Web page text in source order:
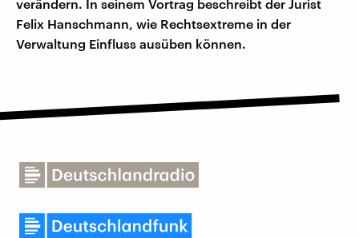
verändern. In seinem Vortrag beschreibt der Jurist
Felix Hanschmann, wie Rechtsextreme in der
Verwaltung Einfluss ausüben können.